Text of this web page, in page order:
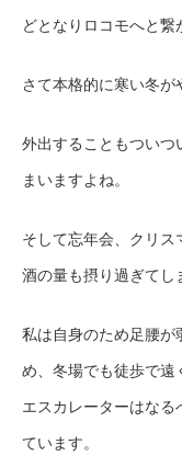
どとなりロコモへと繋
さて本格的に寒い冬が
外出することもついつ
まいますよね。
そして忘年会、クリス
酒の量も摂り過ぎてし
私は自身のため足腰が
め、冬場でも徒歩で遠
エスカレーターはなる
ています。